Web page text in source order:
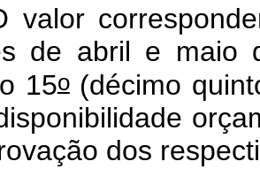
de abril e maio
15o(décimo
dos